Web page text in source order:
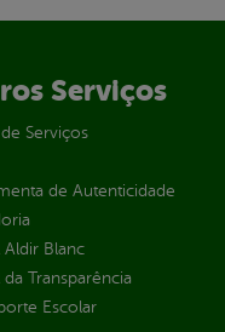
Serviços
Serviços
de Autenticidade
Aldir Blanc
da Transparência
Escolar